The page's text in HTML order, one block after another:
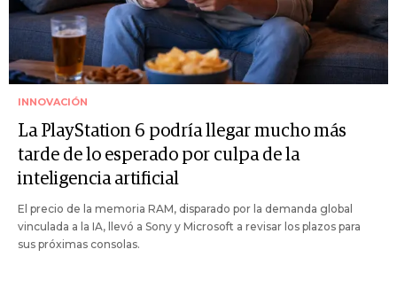
INNOVACIÓN
La PlayStation 6 podría llegar mucho más
tarde de lo esperado por culpa de la
inteligencia artificial
El precio de la memoria RAM, disparado por la demanda global
vinculada a la IA, llevó a Sony y Microsoft a revisar los plazos para
sus próximas consolas.